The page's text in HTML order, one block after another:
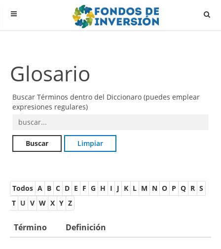
Glosario
Buscar Términos dentro del Diccionaro (puedes emplear
expresiones regulares)
Todos A B C D E F G H I J K L M N O P Q R S
T U V W X Y Z
Término Definición